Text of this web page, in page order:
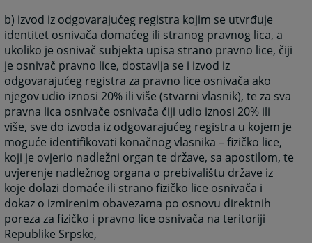
b) izvod iz odgovarajućeg registra kojim se utvrđuje
identitet osnivača domaćeg ili stranog pravnog lica, a
ukoliko je osnivač subjekta upisa strano pravno lice, čiji
je osnivač pravno lice, dostavlja se i izvod iz
odgovarajućeg registra za pravno lice osnivača ako
njegov udio iznosi 20% ili više (stvarni vlasnik), te za sva
pravna lica osnivače osnivača čiji udio iznosi 20% ili
više, sve do izvoda iz odgovarajućeg registra u kojem je
moguće identifikovati konačnog vlasnika – fizičko lice,
koji je ovjerio nadležni organ te države, sa apostilom, te
uvjerenje nadležnog organa o prebivalištu države iz
koje dolazi domaće ili strano fizičko lice osnivača i
dokaz o izmirenim obavezama po osnovu direktnih
poreza za fizičko i pravno lice osnivača na teritoriji
Republike Srpske,